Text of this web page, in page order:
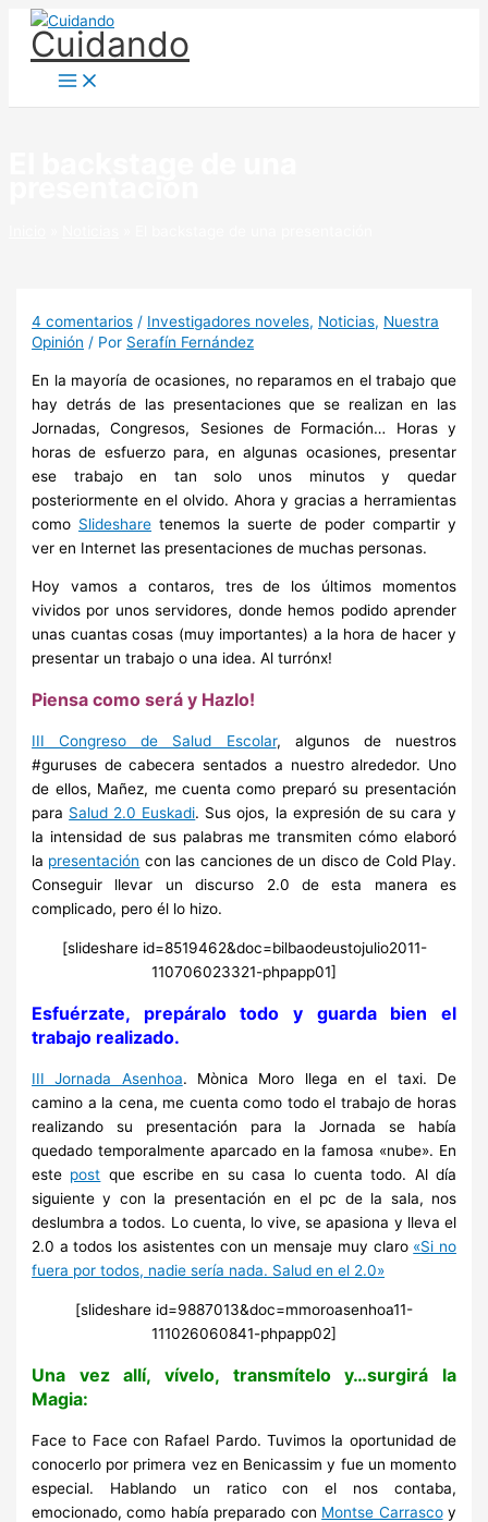
contenido
Cuidando
4 comentarios / Investigadores noveles, Noticias, Nuestra
Opinión / Por Serafín Fernández
En la mayoría de ocasiones, no reparamos en el trabajo que
hay detrás de las presentaciones que se realizan en las
Jornadas, Congresos, Sesiones de Formación… Horas y
horas de esfuerzo para, en algunas ocasiones, presentar
ese trabajo en tan solo unos minutos y quedar
posteriormente en el olvido. Ahora y gracias a herramientas
como Slideshare tenemos la suerte de poder compartir y
ver en Internet las presentaciones de muchas personas.
Hoy vamos a contaros, tres de los últimos momentos
vividos por unos servidores, donde hemos podido aprender
unas cuantas cosas (muy importantes) a la hora de hacer y
presentar un trabajo o una idea. Al turrónx!
Piensa como será y Hazlo!
III Congreso de Salud Escolar, algunos de nuestros
#guruses de cabecera sentados a nuestro alrededor. Uno
de ellos, Mañez, me cuenta como preparó su presentación
para Salud 2.0 Euskadi. Sus ojos, la expresión de su cara y
la intensidad de sus palabras me transmiten cómo elaboró
la presentación con las canciones de un disco de Cold Play.
Conseguir llevar un discurso 2.0 de esta manera es
complicado, pero él lo hizo.
[slideshare id=8519462&doc=bilbaodeustojulio2011-
110706023321-phpapp01]
Esfuérzate, prepáralo todo y guarda bien el
trabajo realizado.
III Jornada Asenhoa. Mònica Moro llega en el taxi. De
camino a la cena, me cuenta como todo el trabajo de horas
realizando su presentación para la Jornada se había
quedado temporalmente aparcado en la famosa «nube». En
este post que escribe en su casa lo cuenta todo. Al día
siguiente y con la presentación en el pc de la sala, nos
deslumbra a todos. Lo cuenta, lo vive, se apasiona y lleva el
2.0 a todos los asistentes con un mensaje muy claro «Si no
fuera por todos, nadie sería nada. Salud en el 2.0»
[slideshare id=9887013&doc=mmoroasenhoa11-
111026060841-phpapp02]
Una vez allí, vívelo, transmítelo y…surgirá la
Magia:
Face to Face con Rafael Pardo. Tuvimos la oportunidad de
conocerlo por primera vez en Benicassim y fue un momento
especial. Hablando un ratico con el nos contaba,
emocionado, como había preparado con Montse Carrascoy